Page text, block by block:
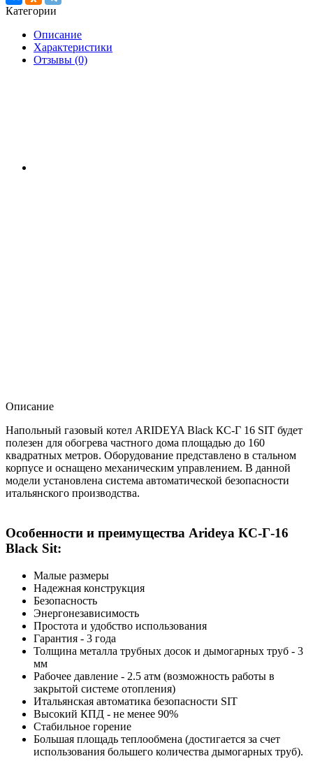
Категории
Описание
Характеристики
Отзывы (0)
Описание
Напольный газовый котел ARIDEYA Black КС-Г 16 SIT будет
полезен для обогрева частного дома площадью до 160
квадратных метров. Оборудование представлено в стальном
корпусе и оснащено механическим управлением. В данной
модели установлена система автоматической безопасности
итальянского производства.
Особенности и преимущества Arideya КС-Г-16
Black Sit:
Малые размеры
Надежная конструкция
Безопасность
Энергонезависимость
Простота и удобство использования
Гарантия - 3 года
Толщина металла трубных досок и дымогарных труб - 3
мм
Рабочее давление - 2.5 атм (возможность работы в
закрытой системе отопления)
Итальянская автоматика безопасности SIT
Высокий КПД - не менее 90%
Стабильное горение
Большая площадь теплообмена (достигается за счет
использования большего количества дымогарных труб).